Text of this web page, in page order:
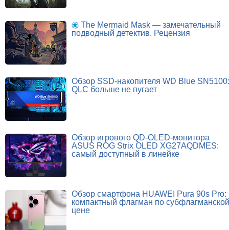
The Mermaid Mask — замечательный
подводный детектив. Рецензия
Обзор SSD-накопителя WD Blue SN5100:
QLC больше не пугает
Обзор игрового QD-OLED-монитора
ASUS ROG Strix OLED XG27AQDMES:
самый доступный в линейке
Обзор смартфона HUAWEI Pura 90s Pro:
компактный флагман по субфлагманской
цене